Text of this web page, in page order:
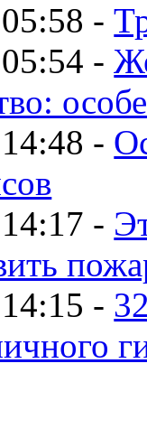
-
-
-
-
-